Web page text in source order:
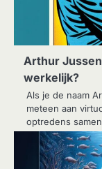
Arthur
werkelijk?
Als je de naam
meteen aan
optredens